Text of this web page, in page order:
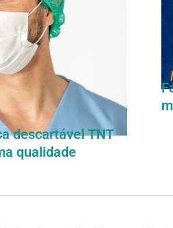
descartável TNT
qualidade